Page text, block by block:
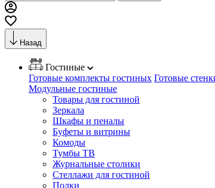
Назад
Гостиные
Готовые комплекты гостиных Готовые
Модульные гостиные
Товары для гостиной
Зеркала
Шкафы и пеналы
Буфеты и витрины
Комоды
Тумбы ТВ
Журнальные столики
Стеллажи для гостиной
Полки